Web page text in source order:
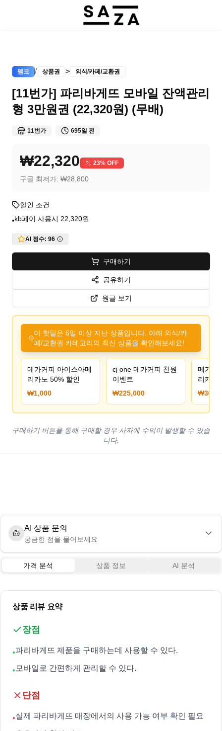
펨코 / 상품권 > 외식/카페/교환권
[11번가] 파리바게뜨 모바일 잔액관리
형 3만원권 (22,320원) (무배)
11번가 695일 전
₩22,320 23% OFF
구글 최저가: ₩28,800
할인 조건
•kb페이 사용시 22,320원
AI 점수: 96
구매하기
공유하기
원글 보기
이 핫딜은 6일 이상 지난 상품입니다. 아래 외식/카
페/교환권 카테고리의 최신 상품을 확인해보세요!
메가커피 아이스아메
리카노 50% 할인
₩1,000
cj one 메가커피 천원
이벤트
₩225,000
메가커
리카노
(20%)
구매하기 버튼을 통해 구매할 경우 사자에 수익이 발생할 수 있습
니다.
AI 상품 문의
궁금한 점을 물어보세요
가격 분석 상품 정보 AI 분석
상품 리뷰 요약
장점
•파리바게뜨 제품을 구매하는데 사용할 수 있다.
•모바일로 간편하게 관리할 수 있다.
단점
•실제 파리바게뜨 매장에서의 사용 가능 여부 확인 필요